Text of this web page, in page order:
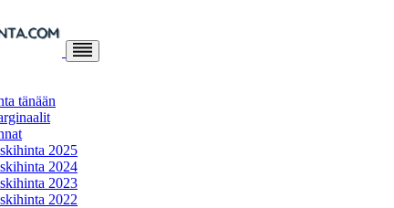
tänään
2025
2024
2023
2022